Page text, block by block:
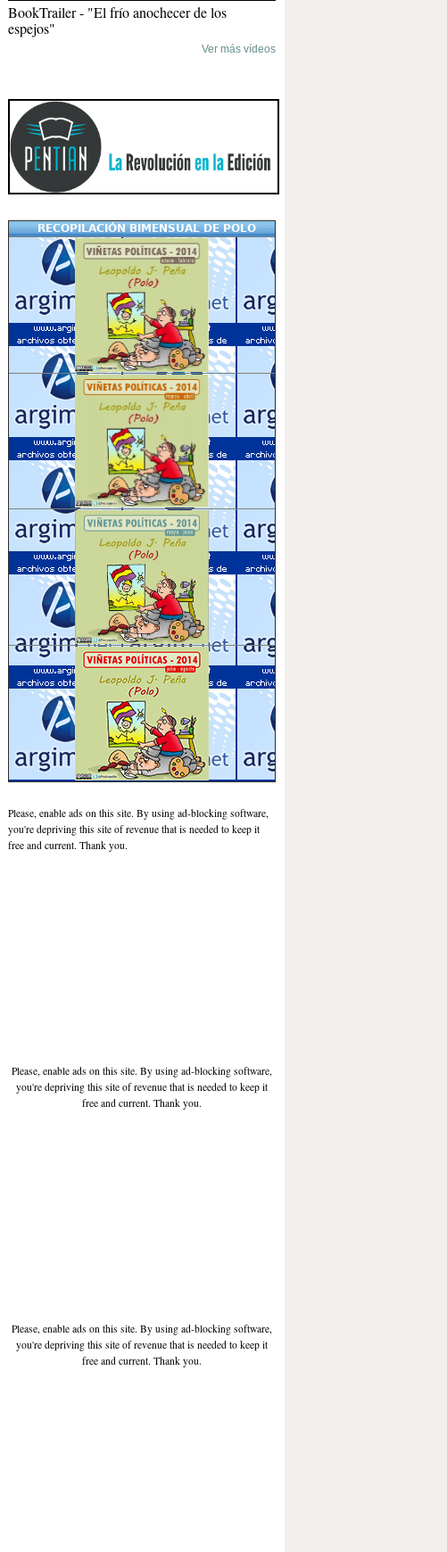
BookTrailer - "El frío anochecer de los
espejos"
Ver más vídeos
RECOPILACIÓN BIMENSUAL DE POLO
Please, enable ads on this site. By using ad-blocking software,
you're depriving this site of revenue that is needed to keep it
free and current. Thank you.
Please, enable ads on this site. By using ad-blocking software,
you're depriving this site of revenue that is needed to keep it
free and current. Thank you.
Please, enable ads on this site. By using ad-blocking software,
you're depriving this site of revenue that is needed to keep it
free and current. Thank you.